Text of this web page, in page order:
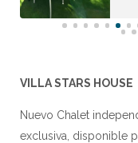
VILLA STARS HOUSE
Nuevo Chalet
exclusiva, disponible